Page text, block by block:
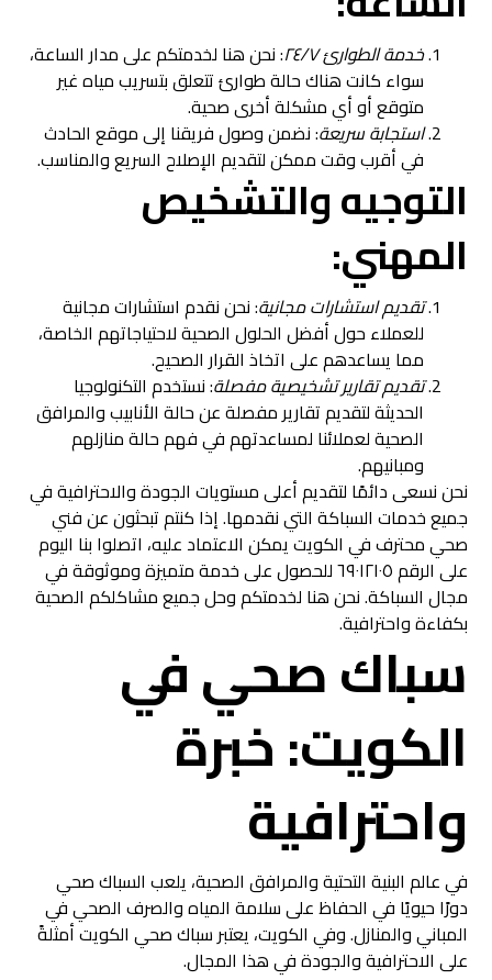
خدمة الطوارئ ٢٤/٧
: نحن هنا لخدمتكم على مدار الساعة،
سواء كانت هناك حالة طوارئ تتعلق بتسريب مياه غير
متوقع أو أي مشكلة أخرى صحية.
استجابة سريعة: نضمن وصول فريقنا إلى موقع الحادث
في أقرب وقت ممكن لتقديم الإصلاح السريع والمناسب.
التوجيه والتشخيص
المهني:
تقديم استشارات مجانية: نحن نقدم استشارات مجانية
للعملاء حول أفضل الحلول الصحية لاحتياجاتهم الخاصة،
مما يساعدهم على اتخاذ القرار الصحيح.
تقديم تقارير تشخيصية مفصلة: نستخدم التكنولوجيا
الحديثة لتقديم تقارير مفصلة عن حالة الأنابيب والمرافق
الصحية لعملائنا لمساعدتهم في فهم حالة منازلهم
ومبانيهم.
نحن نسعى دائمًا لتقديم أعلى مستويات الجودة والاحترافية في
جميع خدمات السباكة التي نقدمها. إذا كنتم تبحثون عن فني
صحي محترف في الكويت يمكن الاعتماد عليه، اتصلوا بنا اليوم
على الرقم ٦٩٠١٢١٠٥ للحصول على خدمة متميزة وموثوقة في
مجال السباكة. نحن هنا لخدمتكم وحل جميع مشاكلكم الصحية
بكفاءة واحترافية.
سباك صحي في
الكويت: خبرة
واحترافية
في عالم البنية التحتية والمرافق الصحية، يلعب السباك صحي
دورًا حيويًا في الحفاظ على سلامة المياه والصرف الصحي في
المباني والمنازل. وفي الكويت، يعتبر سباك صحي الكويت أمثلةً
على الاحترافية والجودة في هذا المجال.